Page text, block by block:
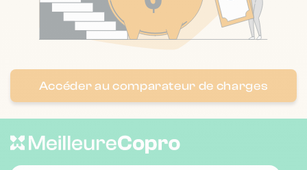
Accéder au comparateur de charges